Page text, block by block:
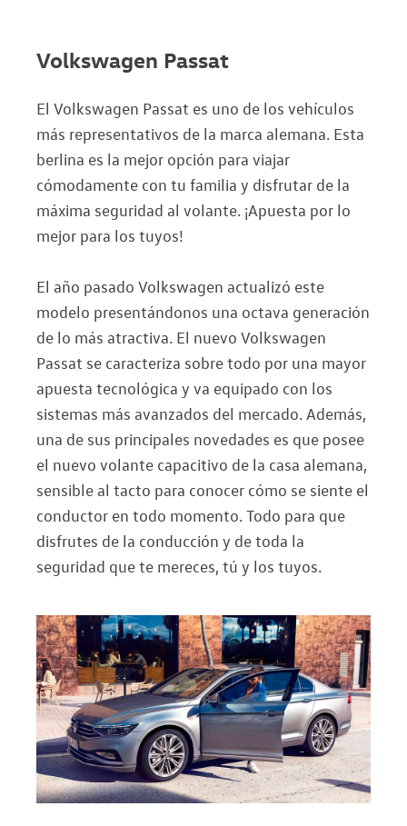
Volkswagen Passat
El Volkswagen Passat es uno de los vehículos
más representativos de la marca alemana. Esta
berlina es la mejor opción para viajar
cómodamente con tu familia y disfrutar de la
máxima seguridad al volante. ¡Apuesta por lo
mejor para los tuyos!
El año pasado Volkswagen actualizó este
modelo presentándonos una octava generación
de lo más atractiva. El nuevo Volkswagen
Passat se caracteriza sobre todo por una mayor
apuesta tecnológica y va equipado con los
sistemas más avanzados del mercado. Además,
una de sus principales novedades es que posee
el nuevo volante capacitivo de la casa alemana,
sensible al tacto para conocer cómo se siente el
conductor en todo momento. Todo para que
disfrutes de la conducción y de toda la
seguridad que te mereces, tú y los tuyos.